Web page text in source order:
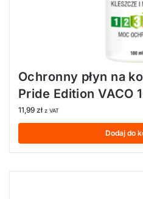
Ochronny płyn na
Pride Edition VACO
11,99 zł z VAT
Dodaj do